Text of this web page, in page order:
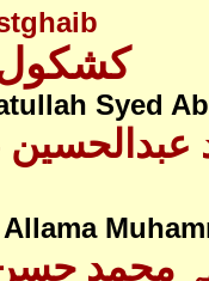
Syed
Allama
محمد